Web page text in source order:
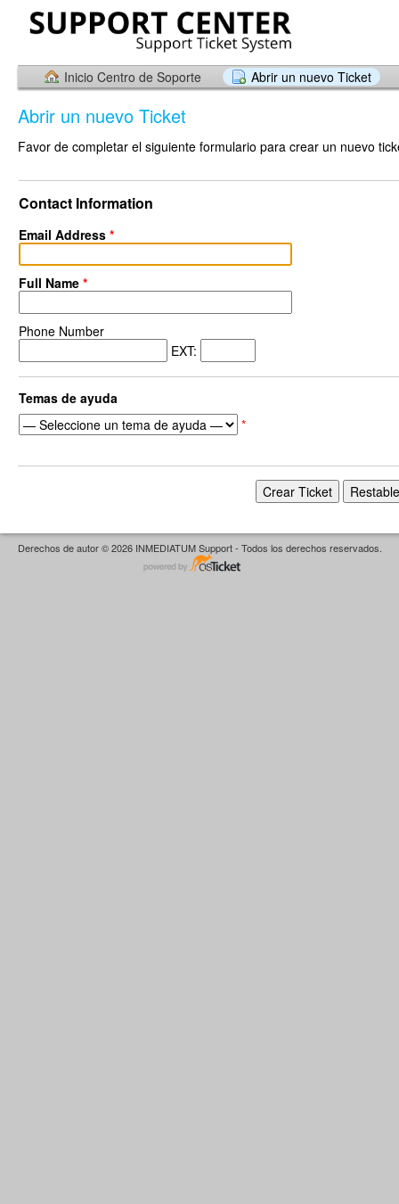
Inicio Centro de Soporte Abrir un nuevo Ticket
Abrir un nuevo Ticket
Favor de completar el siguiente formulario para crear un nuevo
Contact Information
Email Address *
Full Name *
Phone Number
EXT:
Temas de ayuda
*
Derechos de autor © 2026 INMEDIATUM Support - Todos los derechos reservados.